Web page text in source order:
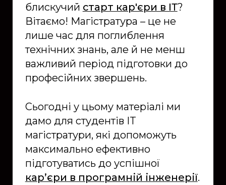
блискучий старт кар'єри в ІТ?
Вітаємо! Магістратура – це не
лише час для поглиблення
технічних знань, але й не менш
важливий період підготовки до
професійних звершень.
Сьогодні у цьому матеріалі ми
дамо для студентів IT
магістратури, які допоможуть
максимально ефективно
підготуватись до успішної
кар’єри в програмній інженерії.